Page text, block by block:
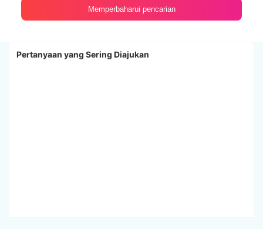
Memperbaharui pencarian
Pertanyaan yang Sering Diajukan